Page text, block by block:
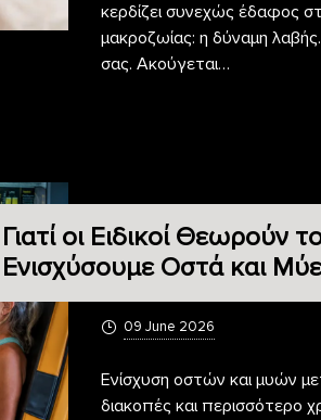
κερδίζει συνεχώς έδαφος
μακροζωίας: η δύναμη
σας. Ακούγεται…
Γιατί οι Ειδικοί Θεωρούν
Ενισχύσουμε Οστά και
09 June 2026
Ενίσχυση οστών και μυών
διακοπές και περισσότερο